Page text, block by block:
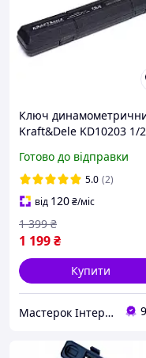
Ключ
Kraft&Dele KD10203 1/
Готово до відправки
5.0 (2)
від 120₴/міс
1 199₴
1 399 ₴
Купити
Мастерок Інтернет магазин для кожного